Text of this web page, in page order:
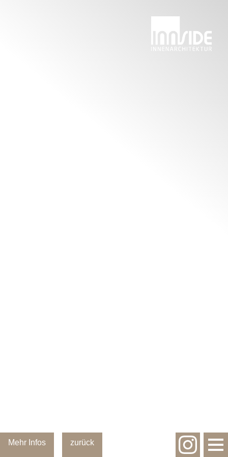
Mehr Infos zurück